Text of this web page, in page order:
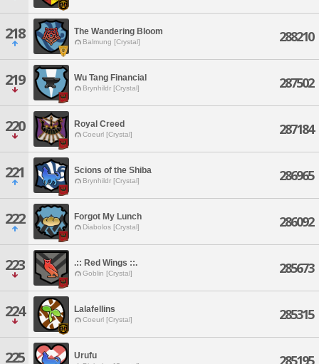
218 The Wandering Bloom
Balmung [Crystal] 288210
219 Wu Tang Financial
Brynhildr [Crystal] 287502
220 Royal Creed
Coeurl [Crystal] 287184
221 Scions of the Shiba
Brynhildr [Crystal] 286965
222 Forgot My Lunch
Diabolos [Crystal] 286092
223 .:: Red Wings ::.
Goblin [Crystal] 285673
224 Lalafellins
Coeurl [Crystal] 285315
225 Urufu 285195